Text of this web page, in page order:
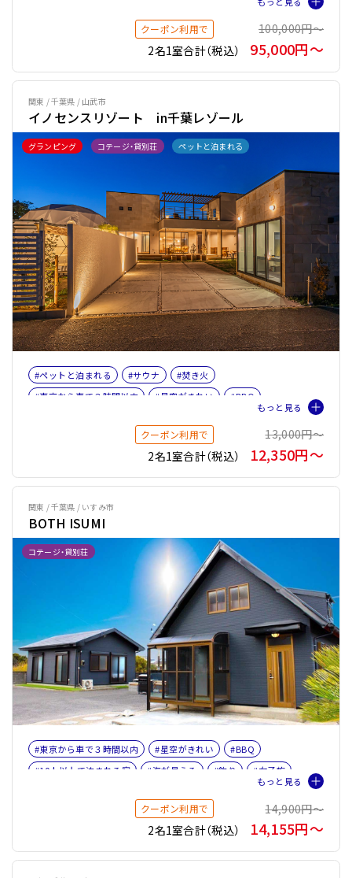
クーポン利用で
100,000円〜
2名1室合計（税込）
95,000円〜
グランピング コテージ・貸別荘 ペットと泊まれる
関東 / 千葉県 / 山武市
イノセンスリゾート in千葉レゾール
#ペットと泊まれる #サウナ
#焚き火
#東京から車で３時間以内
#星空がきれい
#BBQ
#ペット旅おすすめ☆４
#サウナオプション有り #テントサウナ
クーポン利用で
13,000円〜
2名1室合計（税込）
12,350円〜
コテージ・貸別荘
関東 / 千葉県 / いすみ市
BOTH ISUMI
#東京から車で３時間以内 #星空がきれい
#BBQ
#10人以上で泊まれる宿
#海が見える #釣り
#女子旅
クーポン利用で
14,900円〜
2名1室合計（税込）
14,155円〜